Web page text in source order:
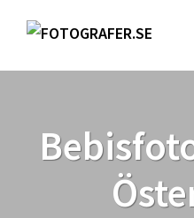
Fotografer.se